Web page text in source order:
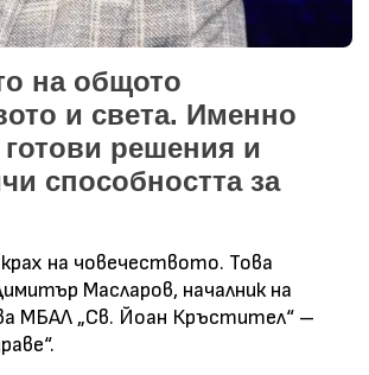
на общото
и света. Именно
решения и
способността за
на човечеството. Това
Масларов, началник на
МБАЛ „Св. Йоан Кръстител“ –